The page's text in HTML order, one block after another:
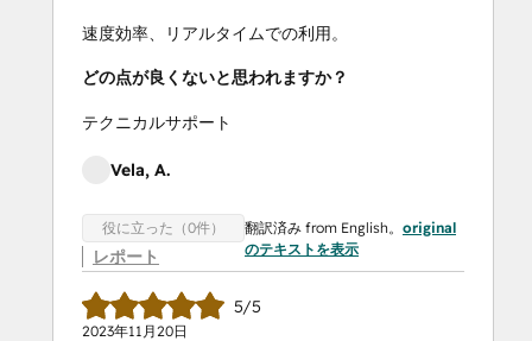
速度効率、リアルタイムでの利用。
どの点が良くないと思われますか？
テクニカルサポート
Vela, A.
役に立った（0件）
レポート
翻訳済み from English。 original
のテキストを表示
5/5
2023年11月20日